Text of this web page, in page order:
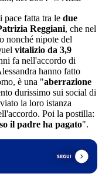
pace fatta tra le due
Reggiani, che nel
nonché nipote del
vitalizio da 3,9
fa nell'accordo di
hanno fatto
è una "aberrazione
durissimo sui social di
la loro istanza
Poi la postilla:
il padre ha pagato".